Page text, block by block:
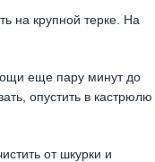
на крупной терке. На
еще пару минут до
опустить в кастрюлю
от шкурки и